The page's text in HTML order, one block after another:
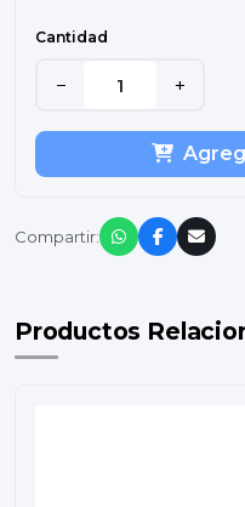
Cantidad
− +
Compartir:
Productos